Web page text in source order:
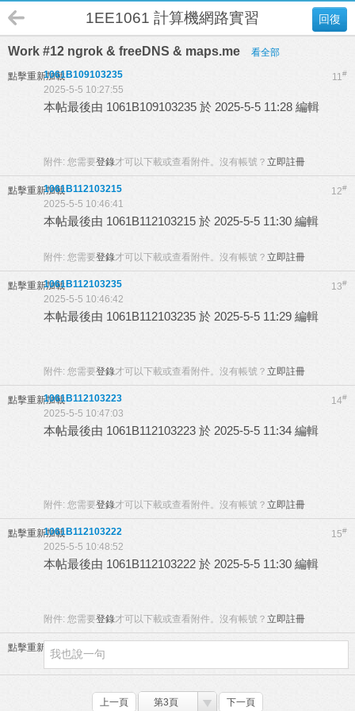
回復
1EE1061 計算機網路實習 B班
Work #12 ngrok & freeDNS & maps.me 看全部
點擊重新加載 11#
1061B109103235
2025-5-5 10:27:55
本帖最後由 1061B109103235 於 2025-5-5 11:28 編輯
附件: 您需要登錄才可以下載或查看附件。沒有帳號？ 立即註冊
點擊重新加載 12#
1061B112103215
2025-5-5 10:46:41
本帖最後由 1061B112103215 於 2025-5-5 11:30 編輯
附件: 您需要登錄才可以下載或查看附件。沒有帳號？ 立即註冊
點擊重新加載 13#
1061B112103235
2025-5-5 10:46:42
本帖最後由 1061B112103235 於 2025-5-5 11:29 編輯
附件: 您需要登錄才可以下載或查看附件。沒有帳號？ 立即註冊
點擊重新加載 14#
1061B112103223
2025-5-5 10:47:03
本帖最後由 1061B112103223 於 2025-5-5 11:34 編輯
附件: 您需要登錄才可以下載或查看附件。沒有帳號？ 立即註冊
點擊重新加載 15#
1061B112103222
2025-5-5 10:48:52
本帖最後由 1061B112103222 於 2025-5-5 11:30 編輯
附件: 您需要登錄才可以下載或查看附件。沒有帳號？ 立即註冊
點擊重新加載
上一頁 第3頁 下一頁